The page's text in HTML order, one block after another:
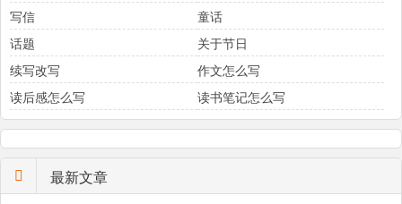
写信
童话
话题
关于节日
续写改写
作文怎么写
读后感怎么写
读书笔记怎么写
最新文章